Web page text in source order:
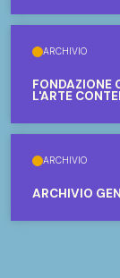
ARCHIVIO
FONDAZIONE
L'ARTE
ARCHIVIO
ARCHIVIO